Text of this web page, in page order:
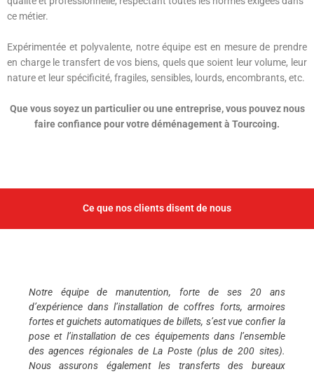
ce métier.
Expérimentée et polyvalente, notre équipe est en mesure de prendre
en charge le transfert de vos biens, quels que soient leur volume, leur
nature et leur spécificité, fragiles, sensibles, lourds, encombrants, etc.
Que vous soyez un particulier ou une entreprise, vous pouvez nous
faire confiance pour votre déménagement à Tourcoing.
Ce que nos clients disent de nous
Notre équipe de manutention, forte de ses 20 ans
d’expérience dans l’installation de coffres forts, armoires
fortes et guichets automatiques de billets, s’est vue confier la
pose et l’installation de ces équipements dans l’ensemble
des agences régionales de La Poste (plus de 200 sites).
Nous assurons également les transferts des bureaux